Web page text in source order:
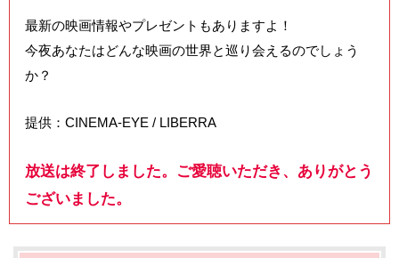
最新の映画情報やプレゼントもありますよ！
今夜あなたはどんな映画の世界と巡り会えるのでしょう
か？
提供：CINEMA-EYE / LIBERRA
放送は終了しました。ご愛聴いただき、ありがとう
ございました。